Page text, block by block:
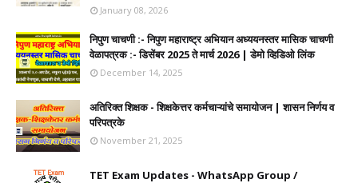
January 08, 2026
निपुण चाचणी :- निपुण महाराष्ट्र अभियान अध्ययनस्तर मासिक चाचणी
वेळापत्रक :- डिसेंबर 2025 ते मार्च 2026 | डेमो व्हिडिओ लिंक
December 14, 2025
अतिरिक्त शिक्षक - शिक्षकेत्तर कर्मचाऱ्यांचे समायोजन | शासन निर्णय व
परिपत्रके
November 21, 2025
TET Exam Updates - WhatsApp Group /